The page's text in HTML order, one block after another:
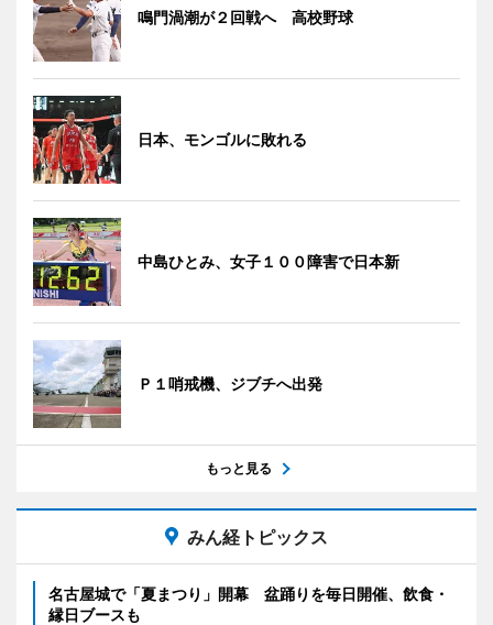
鳴門渦潮が２回戦へ 高校野球
日本、モンゴルに敗れる
中島ひとみ、女子１００障害で日本新
Ｐ１哨戒機、ジブチへ出発
もっと見る
みん経トピックス
名古屋城で「夏まつり」開幕 盆踊りを毎日開催、飲食・
縁日ブースも